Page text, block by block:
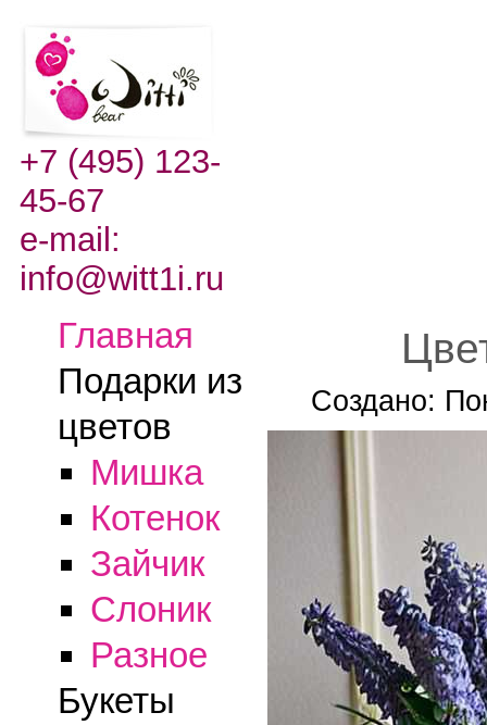
+7 (495) 123-
45-67
e-mail:
info@witt1i.ru
Главная
Подарки из
цветов
Мишка
Котенок
Зайчик
Слоник
Разное
Букеты
Создано: